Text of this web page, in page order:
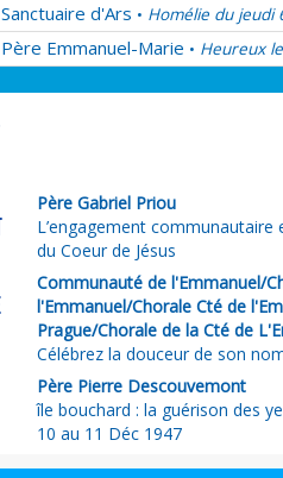
Sanctuaire d'Ars • Homélie du jeudi
Père Emmanuel-Marie • Heureux
Père Gabriel Priou
L’engagement communautaire
du Coeur de Jésus
Communauté de l'Emmanuel/
l'Emmanuel/Chorale Cté de
Prague/Chorale de la Cté de
Célébrez la douceur de son
Père Pierre Descouvemont
île bouchard : la guérison des
10 au 11 Déc 1947